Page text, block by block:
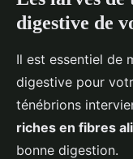
digestive de
Il est essentiel de
digestive pour
ténébrions
riches en fibres
bonne digestion.